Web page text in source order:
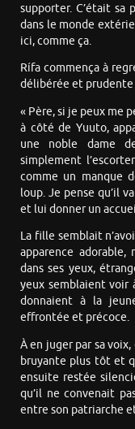
supporter. C’était sa
dans le monde
ici, comme ça.
Rífa commença à
délibérée et prudente
« Père, si je peux me
à côté de Yuuto,
une noble dame
simplement
comme un manque
loup. Je pense qu’il
et lui donner un
La fille semblait
apparence
dans ses yeux,
yeux semblaient voir
donnaient à la
effrontée et précoce.
À en juger par sa
bruyante plus tôt et
ensuite restée
qu’il ne convenait
entre son patriarche